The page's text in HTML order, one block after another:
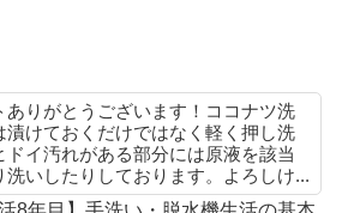
ありがとうございます！ココナツ洗
漬けておくだけではなく軽く押し洗
ドイ汚れがある部分には原液を該当
洗いしたりしております。よろしけ...